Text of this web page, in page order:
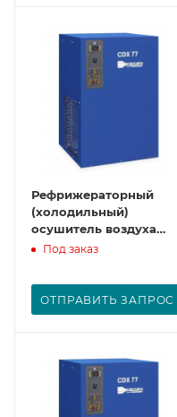
Рефрижераторный
(холодильный)
осушитель воздуха
CDX36
Под заказ
ОТПРАВИТЬ ЗАПРОС